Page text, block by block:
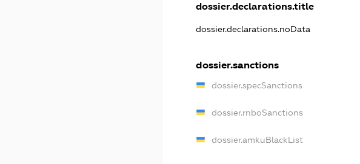
dossier.declarations.title
dossier.declarations.noData
dossier.sanctions
dossier.specSanctions
dossier.rnboSanctions
dossier.amkuBlackList